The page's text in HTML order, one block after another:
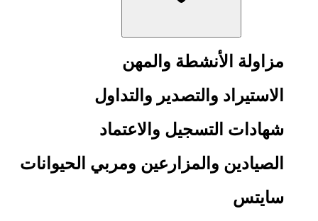
مزاولة الأنشطة والمهن
الاستيراد والتصدير والتداول
شهادات التسجيل والاعتماد
الصيادين والمزارعين ومربي الحيوانات
سايتس